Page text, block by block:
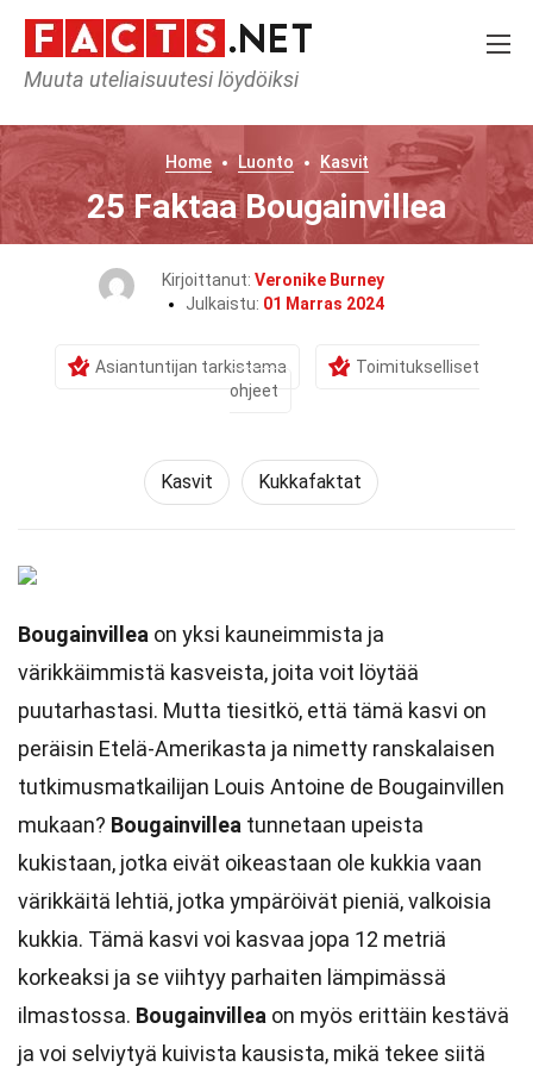
Muuta uteliaisuutesi löydöiksi
Home Luonto Kasvit
25 Faktaa Bougainvillea
Kirjoittanut: Veronike Burney
Julkaistu: 01 Marras 2024
Asiantuntijan tarkistama
Toimitukselliset
ohjeet
Kasvit Kukkafaktat
Bougainvillea on yksi kauneimmista ja
värikkäimmistä kasveista, joita voit löytää
puutarhastasi. Mutta tiesitkö, että tämä kasvi on
peräisin Etelä-Amerikasta ja nimetty ranskalaisen
tutkimusmatkailijan Louis Antoine de Bougainvillen
mukaan? Bougainvillea tunnetaan upeista
kukistaan, jotka eivät oikeastaan ole kukkia vaan
värikkäitä lehtiä, jotka ympäröivät pieniä, valkoisia
kukkia. Tämä kasvi voi kasvaa jopa 12 metriä
korkeaksi ja se viihtyy parhaiten lämpimässä
ilmastossa. Bougainvillea on myös erittäin kestävä
ja voi selviytyä kuivista kausista, mikä tekee siitä